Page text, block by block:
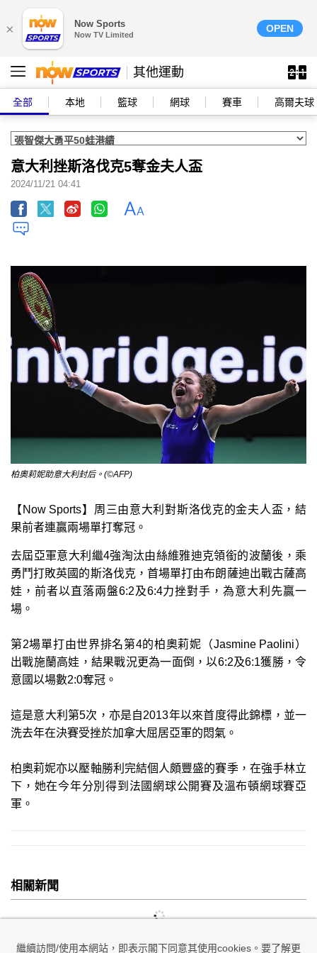
× Now Sports
Now TV Limited
OPEN
其他運動
繼續訪問/使用本網站，即表示閣下同意其使用cookies。要了解更
全部 本地 籃球 網球 賽車 高爾夫球
意大利挫斯洛伐克5奪金夫人盃
2024/11/21 04:41
柏奧莉妮助意大利封后。(©AFP)
【Now Sports】周三由意大利對斯洛伐克的金夫人盃，結
果前者連贏兩場單打奪冠。
去屆亞軍意大利繼4強淘汰由絲維雅迪克領銜的波蘭後，乘
勇鬥打敗英國的斯洛伐克，首場單打由布朗薩迪出戰古薩高
娃，前者以直落兩盤6:2及6:4力挫對手，為意大利先贏一
場。
第2場單打由世界排名第4的柏奧莉妮（Jasmine Paolini）
出戰施蘭高娃，結果戰況更為一面倒，以6:2及6:1獲勝，令
意國以場數2:0奪冠。
這是意大利第5次，亦是自2013年以來首度得此錦標，並一
洗去年在決賽受挫於加拿大屈居亞軍的悶氣。
柏奧莉妮亦以壓軸勝利完結個人頗豐盛的賽季，在強手林立
下，她在今年分別得到法國網球公開賽及溫布頓網球賽亞
軍。
相關新聞